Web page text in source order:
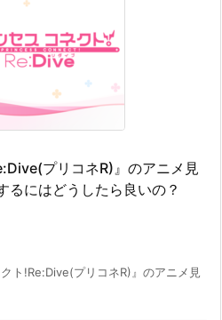
プリコネR)』のアニメ見
るにはどうしたら良いの？
ト!Re:Dive(プリコネR)』のアニメ見